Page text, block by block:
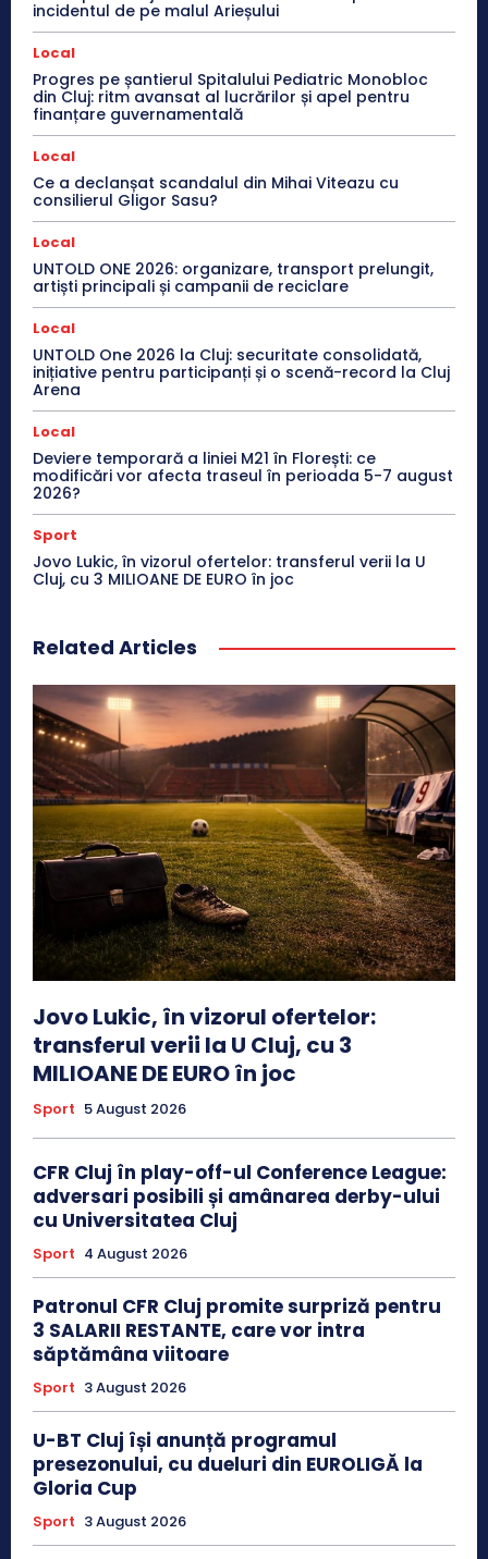
incidentul de pe malul Arieșului
Local
Progres pe șantierul Spitalului Pediatric Monobloc
din Cluj: ritm avansat al lucrărilor și apel pentru
finanțare guvernamentală
Local
Ce a declanșat scandalul din Mihai Viteazu cu
consilierul Gligor Sasu?
Local
UNTOLD ONE 2026: organizare, transport prelungit,
artiști principali și campanii de reciclare
Local
UNTOLD One 2026 la Cluj: securitate consolidată,
inițiative pentru participanți și o scenă-record la Cluj
Arena
Local
Deviere temporară a liniei M21 în Florești: ce
modificări vor afecta traseul în perioada 5-7 august
2026?
Sport
Jovo Lukic, în vizorul ofertelor: transferul verii la U
Cluj, cu 3 MILIOANE DE EURO în joc
Related Articles
Jovo Lukic, în vizorul ofertelor:
transferul verii la U Cluj, cu 3
MILIOANE DE EURO în joc
Sport 5 August 2026
CFR Cluj în play-off-ul Conference League:
adversari posibili și amânarea derby-ului
cu Universitatea Cluj
Sport 4 August 2026
Patronul CFR Cluj promite surpriză pentru
3 SALARII RESTANTE, care vor intra
săptămâna viitoare
Sport 3 August 2026
U-BT Cluj își anunță programul
presezonului, cu dueluri din EUROLIGĂ la
Gloria Cup
Sport 3 August 2026